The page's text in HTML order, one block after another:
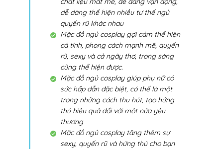
CHỈ BẰNG 1/2 GIÁ THỊ TRƯỜNG
BÁN LẺ GIÁ SỈ - GIAO TOÀN QUỐC
Không chỉ thể hiện cho một xu hướng, một sở
thích của một bộ phận người hâm mộ; phong
cách cosplay trong đồ ngủ cosplay có nhiều tác
dụng khác nhau. Một bộ đồ cosplay có thể đem
đến cho phái đẹp nhiều lợi ích không thể ngờ
Mặc đồ ngủ cosplay khiêu gợi giúp các
nàng tự tin, thoải mái hơn khi ngủ,
chất liệu mát mẻ, dễ dàng vận động,
dễ dàng thể hiện nhiều tư thế ngủ